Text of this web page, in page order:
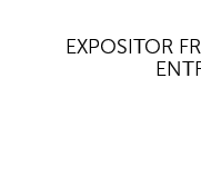
EXPOSITOR